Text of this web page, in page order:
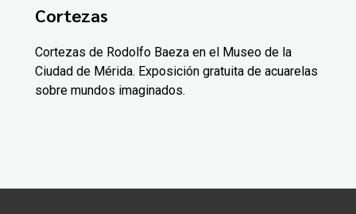
Cortezas
Cortezas de Rodolfo Baeza en el Museo de la
Ciudad de Mérida. Exposición gratuita de acuarelas
sobre mundos imaginados.